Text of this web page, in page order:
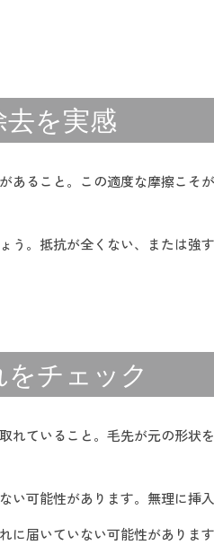
を実感
ること。この適度な摩擦こそ
う。抵抗が全くない、または強
チェック
ていること。毛先が元の形状
可能性があります。無理に挿
に届いていない可能性がありま